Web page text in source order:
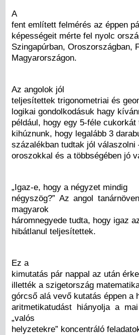
A
fent említett felmérés az éppen
képességeit mérte fel nyolc
Szingapúrban, Oroszországban,
Magyarországon.
Az angolok jól
teljesítettek trigonometriai és
logikai gondolkodásuk hagy
például, hogy egy 5-féle
kihúznunk, hogy legalább 3
százalékban tudtak jól
oroszokkal és a többségében jó
„Igaz-e, hogy a négyzet mindig
négyszög?” Az angol
magyarok
háromnegyede tudta, hogy igaz
hibátlanul teljesítettek.
Ez a
kimutatás pár nappal az után
illették a szigetország
górcső alá vevő kutatás éppen a
aritmetikatudást hiányolja a
„valós
helyzetekre” koncentráló